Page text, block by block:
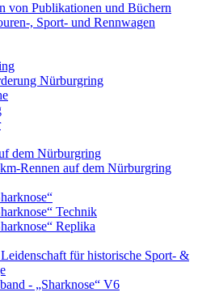
von Publikationen und Büchern
, Sport- und Rennwagen
Nürburgring
dem Nürburgring
Rennen auf dem Nürburgring
Technik
Replika
für historische Sport- &
- „Sharknose“ V6